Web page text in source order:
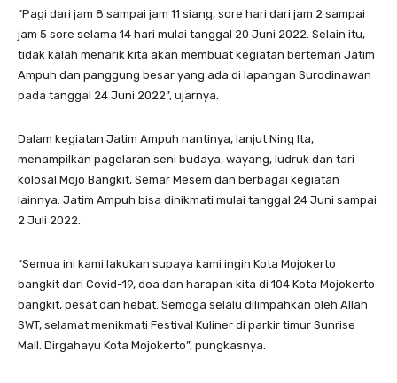
“Pagi dari jam 8 sampai jam 11 siang, sore hari dari jam 2 sampai
jam 5 sore selama 14 hari mulai tanggal 20 Juni 2022. Selain itu,
tidak kalah menarik kita akan membuat kegiatan berteman Jatim
Ampuh dan panggung besar yang ada di lapangan Surodinawan
pada tanggal 24 Juni 2022”, ujarnya.
Dalam kegiatan Jatim Ampuh nantinya, lanjut Ning Ita,
menampilkan pagelaran seni budaya, wayang, ludruk dan tari
kolosal Mojo Bangkit, Semar Mesem dan berbagai kegiatan
lainnya. Jatim Ampuh bisa dinikmati mulai tanggal 24 Juni sampai
2 Juli 2022.
“Semua ini kami lakukan supaya kami ingin Kota Mojokerto
bangkit dari Covid-19, doa dan harapan kita di 104 Kota Mojokerto
bangkit, pesat dan hebat. Semoga selalu dilimpahkan oleh Allah
SWT, selamat menikmati Festival Kuliner di parkir timur Sunrise
Mall. Dirgahayu Kota Mojokerto”, pungkasnya.